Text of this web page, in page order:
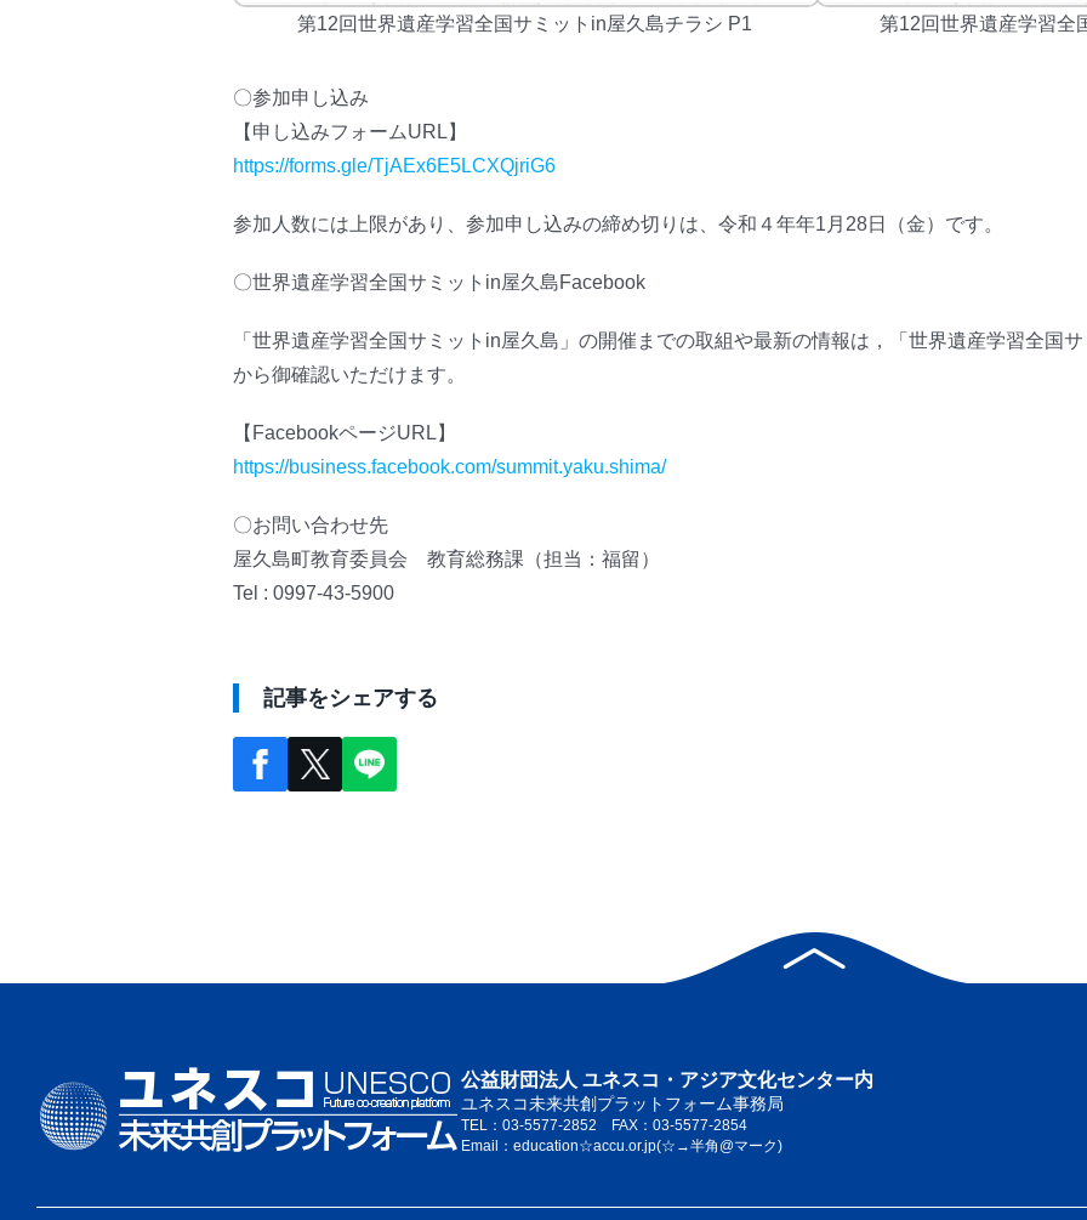
第12回世界遺産学習全国サミットin屋久島チラシ P1 第12回世界遺産学習全
〇参加申し込み
【申し込みフォームURL】
https://forms.gle/TjAEx6E5LCXQjriG6
参加人数には上限があり、参加申し込みの締め切りは、令和４年年1月28日（金）です。
〇世界遺産学習全国サミットin屋久島Facebook
「世界遺産学習全国サミットin屋久島」の開催までの取組や最新の情報は，「世界遺産学習全国
から御確認いただけます。
【FacebookページURL】
https://business.facebook.com/summit.yaku.shima/
〇お問い合わせ先
屋久島町教育委員会 教育総務課（担当：福留）
Tel : 0997-43-5900
記事をシェアする
公益財団法人 ユネスコ・アジア文化センター内
ユネスコ未来共創プラットフォーム事務局
TEL：03-5577-2852 FAX：03-5577-2854
Email：education☆accu.or.jp(☆→半角@マーク)